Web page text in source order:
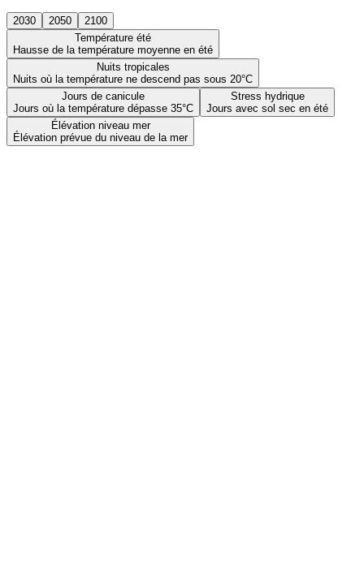
2030 2050
2100
Température été
Hausse de la température moyenne en été
Nuits tropicales
Nuits où la température ne descend pas sous 20°C
Jours de canicule
Jours où la température dépasse 35°C
Stress hydrique
Jours avec sol sec en été
Élévation niveau mer
Élévation prévue du niveau de la mer